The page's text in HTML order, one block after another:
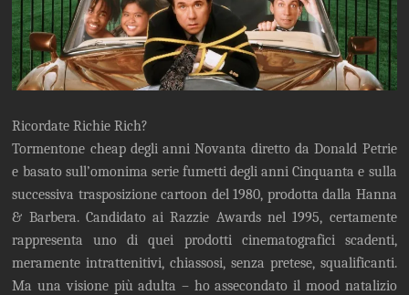
Ricordate Richie Rich?
Tormentone cheap degli anni Novanta diretto da Donald Petrie
e basato sull’omonima serie fumetti degli anni Cinquanta e sulla
successiva trasposizione cartoon del 1980, prodotta dalla Hanna
& Barbera. Candidato ai Razzie Awards nel 1995, certamente
rappresenta uno di quei prodotti cinematografici scadenti,
meramente intrattenitivi, chiassosi, senza pretese, squalificanti.
Ma una visione più adulta – ho assecondato il mood natalizio